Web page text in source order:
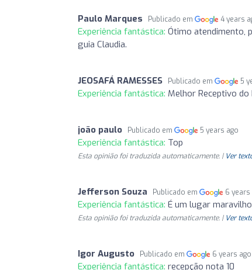
Paulo Marques Publicado em 4 years
Experiência fantástica: Ótimo atendimento,
guia Claudia.
JEOSAFÁ RAMESSES Publicado em 5
Experiência fantástica: Melhor Receptivo
joão paulo Publicado em 5 years ago
Experiência fantástica: Top
Esta opinião foi traduzida automaticamente. | Ver
Jefferson Souza Publicado em 6 years
Experiência fantástica: É um lugar
Esta opinião foi traduzida automaticamente. | Ver
Igor Augusto Publicado em 6 years ago
Experiência fantástica: recepção nota 10